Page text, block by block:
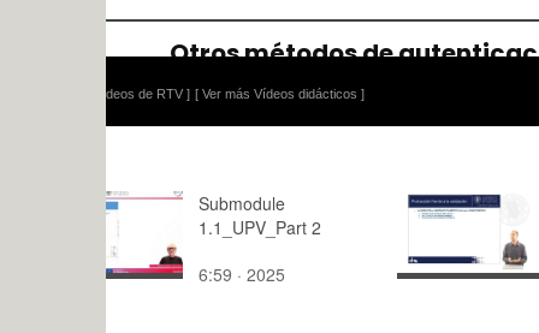
[ Ver más Vídeos didácticos ]
Submodule
1.1_UPV_Part 2
6:59 · 2025
frente a la
3:37 · 2021